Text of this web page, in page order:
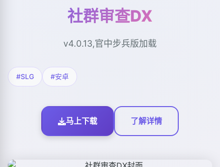
社群审查DX
v4.0.13,官中步兵版加载
#SLG #安卓
马上下载 了解详情